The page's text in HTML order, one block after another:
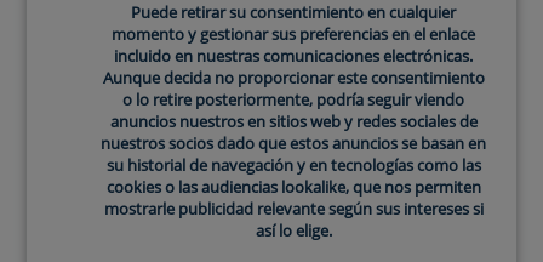
Extractos botánicos: Efecto antiinflamatorio y
refrescante
extractos botánicos,como el aloe vera, la
manzanilla y el té verde, son conocidos por sus
propiedades antiinflamatorias y calmantes. Estos
ingredientes pueden ayudar a reducir la inflamación y
el enrojecimiento, proporcionando un alivio
Puede retirar su consentimiento en cualquier
momento y gestionar sus preferencias en el enlace
incluido en nuestras comunicaciones electrónicas.
Aunque decida no proporcionar este consentimiento
o lo retire posteriormente, podría seguir viendo
anuncios nuestros en sitios web y redes sociales de
nuestros socios dado que estos anuncios se basan en
su historial de navegación y en tecnologías como las
cookies o las audiencias lookalike, que nos permiten
mostrarle publicidad relevante según sus intereses si
así lo elige.